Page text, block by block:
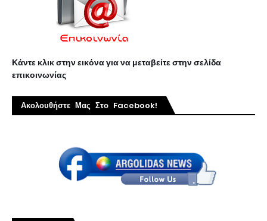
Κάντε κλικ στην εικόνα για να μεταβείτε στην σελίδα
επικοινωνίας
Ακολουθήστε Μας Στο Facebook!